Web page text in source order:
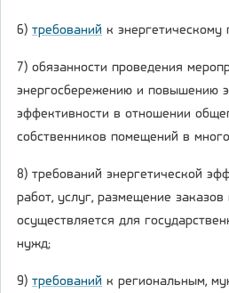
6) требований к энергетическому
7) обязанности проведения
энергосбережению и повышению
эффективности в отношении
собственников помещений в
8) требований энергетической
работ, услуг, размещение
осуществляется для
нужд;
9) требований к региональным,